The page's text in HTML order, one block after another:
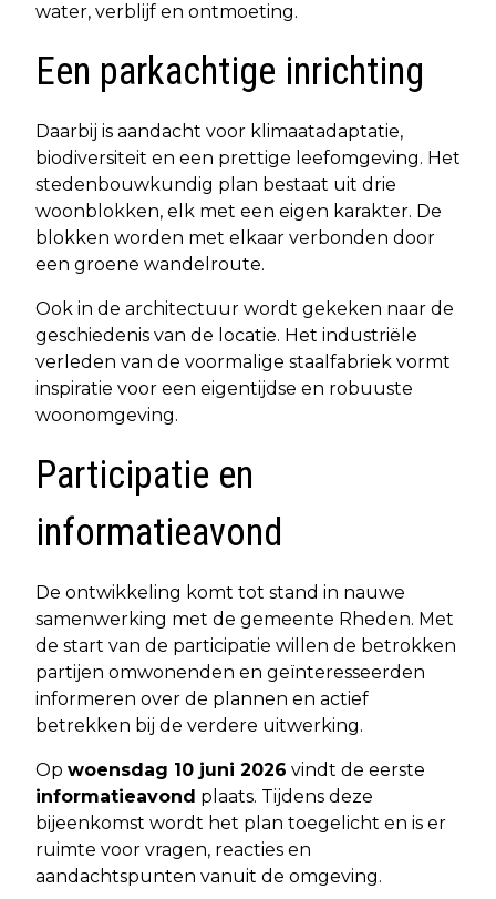
water, verblijf en ontmoeting.
Een parkachtige inrichting
Daarbij is aandacht voor klimaatadaptatie,
biodiversiteit en een prettige leefomgeving. Het
stedenbouwkundig plan bestaat uit drie
woonblokken, elk met een eigen karakter. De
blokken worden met elkaar verbonden door
een groene wandelroute.
Ook in de architectuur wordt gekeken naar de
geschiedenis van de locatie. Het industriële
verleden van de voormalige staalfabriek vormt
inspiratie voor een eigentijdse en robuuste
woonomgeving.
Participatie en
informatieavond
De ontwikkeling komt tot stand in nauwe
samenwerking met de gemeente Rheden. Met
de start van de participatie willen de betrokken
partijen omwonenden en geïnteresseerden
informeren over de plannen en actief
betrekken bij de verdere uitwerking.
Op woensdag 10 juni 2026 vindt de eerste
informatieavond plaats. Tijdens deze
bijeenkomst wordt het plan toegelicht en is er
ruimte voor vragen, reacties en
aandachtspunten vanuit de omgeving.